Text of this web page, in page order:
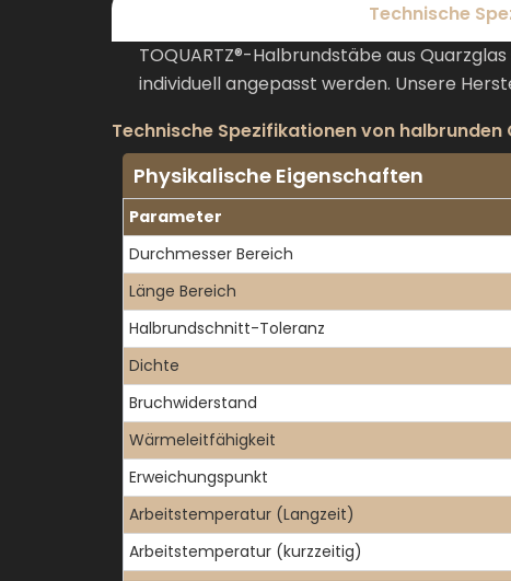
Technische
TOQUARTZ®-Halbrundstäbe aus
individuell angepasst werden. Unsere
Technische Spezifikationen von
Physikalische Eigenschaften
Parameter
Durchmesser Bereich
Länge Bereich
Halbrundschnitt-Toleranz
Dichte
Bruchwiderstand
Wärmeleitfähigkeit
Erweichungspunkt
Arbeitstemperatur (Langzeit)
Arbeitstemperatur (kurzzeitig)